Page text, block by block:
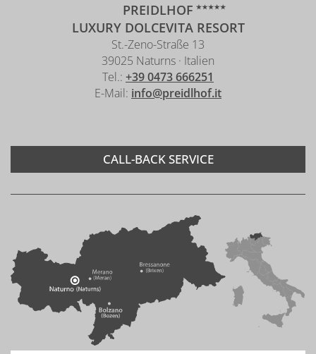
PREIDLHOF
LUXURY DOLCEVITA RESORT
St.-Zeno-Straße 13
39025 Naturns · Italien
Tel.: +39 0473 666251
E-Mail: info@preidlhof.it
CALL-BACK SERVICE